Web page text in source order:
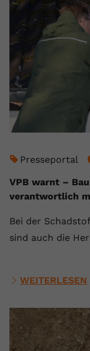
Presseportal
VPB warnt –
verantwortlich
Bei der
sind auch die
WEITERLESEN
Zweck
Zweck